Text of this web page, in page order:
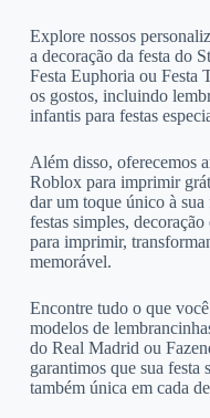
Explore nossos
a decoração da festa do
Festa Euphoria ou Festa
os gostos, incluindo
infantis para festas
Além disso, oferecemos
Roblox para imprimir
dar um toque único à sua
festas simples,
para imprimir,
memorável.
Encontre tudo o que
modelos de
do Real Madrid ou
garantimos que sua festa
também única em cada